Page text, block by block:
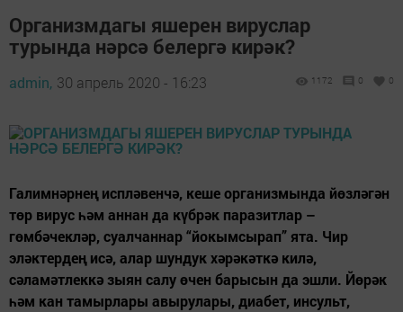
Организмдагы яшерен вируслар
турында нәрсә белергә кирәк?
admin, 30 апрель 2020 - 16:23 1172 0 0
Галимнәрнең испләвенчә, кеше организмында йөзләгән
төр вирус һәм аннан да күбрәк паразитлар –
гөмбәчекләр, суалчаннар “йокымсырап” ята. Чир
эләктердең исә, алар шундук хәрәкәткә килә,
сәламәтлеккә зыян салу өчен барысын да эшли. Йөрәк
һәм кан тамырлары авырулары, диабет, инсульт,